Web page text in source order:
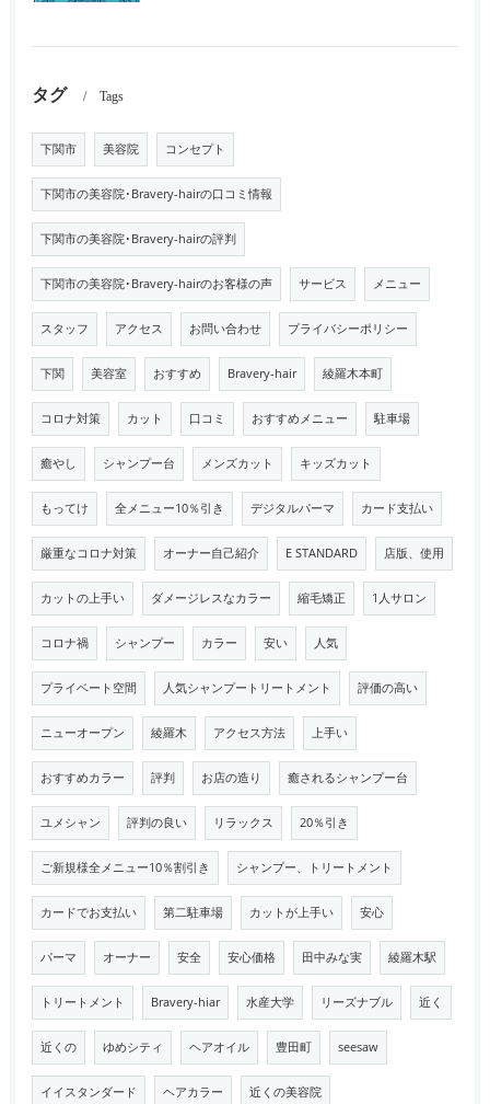
タグ Tags
下関市 美容院 コンセプト
下関市の美容院･Bravery-hairの口コミ情報
下関市の美容院･Bravery-hairの評判
下関市の美容院･Bravery-hairのお客様の声 サービス メニュー
スタッフ アクセス お問い合わせ プライバシーポリシー
下関 美容室 おすすめ Bravery-hair 綾羅木本町
コロナ対策 カット 口コミ おすすめメニュー 駐車場
癒やし シャンプー台 メンズカット キッズカット
もってけ 全メニュー10％引き デジタルパーマ カード支払い
厳重なコロナ対策 オーナー自己紹介 E STANDARD 店版、使用
カットの上手い ダメージレスなカラー 縮毛矯正 1人サロン
コロナ禍 シャンプー カラー 安い 人気
プライベート空間 人気シャンプートリートメント 評価の高い
ニューオープン 綾羅木 アクセス方法 上手い
おすすめカラー 評判 お店の造り 癒されるシャンプー台
ユメシャン 評判の良い リラックス 20％引き
ご新規様全メニュー10％割引き シャンプー、トリートメント
カードでお支払い 第二駐車場 カットが上手い 安心
パーマ オーナー 安全 安心価格 田中みな実 綾羅木駅
トリートメント Bravery-hiar 水産大学 リーズナブル 近く
近くの ゆめシティ ヘアオイル 豊田町 seesaw
イイスタンダード ヘアカラー 近くの美容院